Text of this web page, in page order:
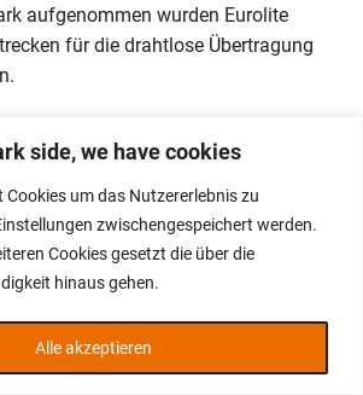
side, we have cookies
Cookies um das Nutzererlebnis zu
zwischengespeichert werden.
Cookies gesetzt die über die
hinaus gehen.
Alle akzeptieren
aufgenommen wurden Eurolite
für die drahtlose Übertragung
von ThemeZee.